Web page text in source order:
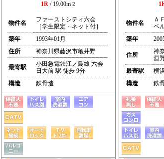
1R / 19.00m 2
物件名
ファーストシティ六会
［学生限定・ネット付］
築年
1993年01月
住所
神奈川県藤沢市亀井野
最寄駅
小田急電鉄江ノ島線 六会
日大前 駅 徒歩 9分
構造
鉄骨造
物件名
Ａ
ベ
築年
住所
神
淵
最寄駅
横
構造
鉄